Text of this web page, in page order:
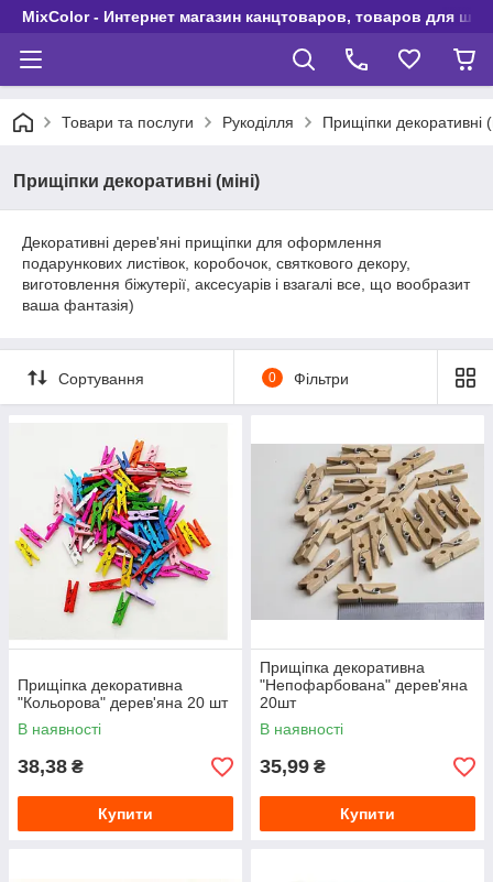
MixColor - Интернет магазин канцтоваров, товаров для
Товари та послуги Рукоділля Прищіпки декоративні
Прищіпки декоративні (міні)
Декоративні дерев'яні прищіпки для оформлення
подарункових листівок, коробочок, святкового декору,
виготовлення біжутерії, аксесуарів і взагалі все, що вообразит
ваша фантазія)
Сортування 0 Фільтри
Прищіпка декоративна
"Кольорова" дерев'яна 20 шт
В наявності
38,38 ₴
Купити
Прищіпка декоративна
"Непофарбована" дерев'яна
20шт
В наявності
35,99 ₴
Купити